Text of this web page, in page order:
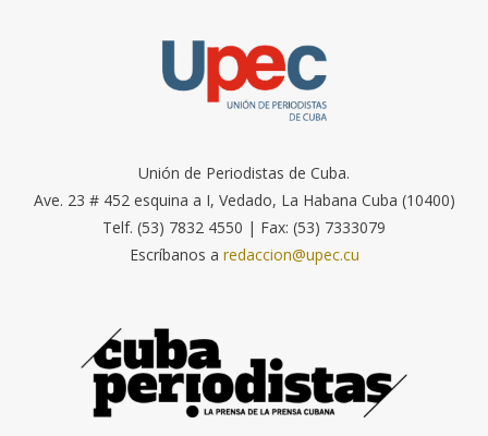
Unión de Periodistas de Cuba.
Ave. 23 # 452 esquina a I, Vedado, La Habana Cuba (10400)
Telf. (53) 7832 4550 | Fax: (53) 7333079
Escríbanos a redaccion@upec.cu